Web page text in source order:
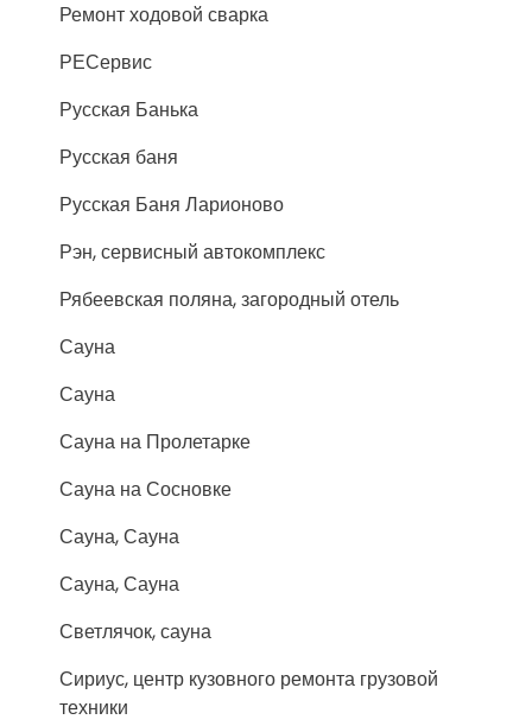
Ремонт ходовой сварка
РЕСервис
Русская Банька
Русская баня
Русская Баня Ларионово
Рэн, сервисный автокомплекс
Рябеевская поляна, загородный отель
Сауна
Сауна
Сауна на Пролетарке
Сауна на Сосновке
Сауна, Сауна
Сауна, Сауна
Светлячок, сауна
Сириус, центр кузовного ремонта грузовой
техники